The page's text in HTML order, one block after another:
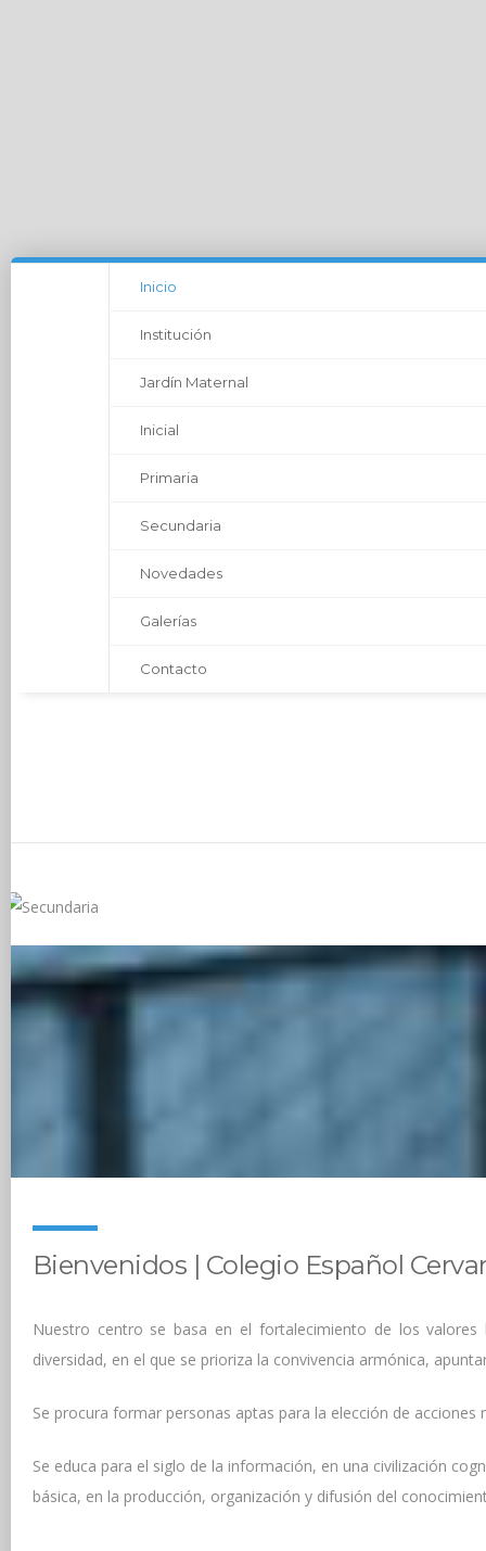
Inicio
Institución
Jardín Maternal
Inicial
Primaria
Secundaria
Novedades
Galerías
Contacto
Bienvenidos | Colegio Español
Nuestro centro se basa en el fortalecimiento de los
diversidad, en el que se prioriza la convivencia armónica,
Se procura formar personas aptas para la elección de acciones
Se educa para el siglo de la información, en una civilización
básica, en la producción, organización y difusión del